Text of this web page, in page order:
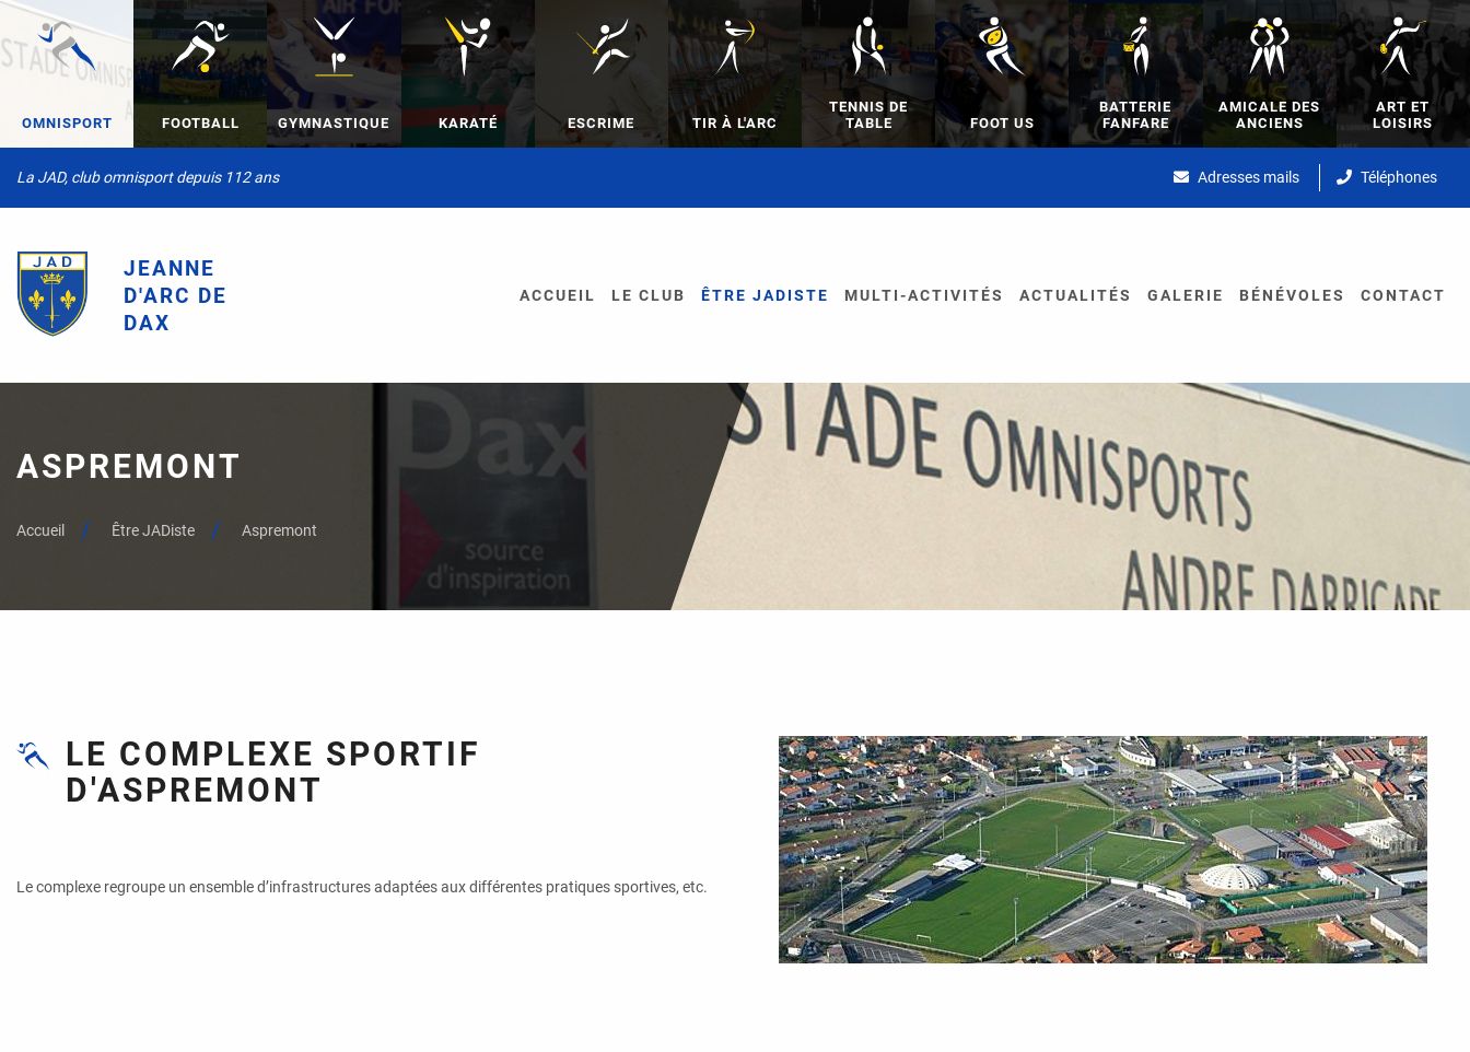
OMNISPORT FOOTBALL GYMNASTIQUE KARATÉ ESCRIME TIR À L'ARC
TENNIS DE
TABLE
FOOT US
BATTERIE
FANFARE
AMICALE DES
ANCIENS
ART ET
LOISIRS
La JAD, club omnisport depuis 112 ans Adresses mails Téléphones
JEANNE
D'ARC DE
DAX
ACCUEIL LE CLUB ÊTRE JADISTE MULTI-ACTIVITÉS ACTUALITÉS GALERIE BÉNÉVOLES CONTACT
ASPREMONT
Accueil Être JADiste Aspremont
LE COMPLEXE SPORTIF
D'ASPREMONT
Le complexe regroupe un ensemble d’infrastructures adaptées aux différentes pratiques sportives, etc.